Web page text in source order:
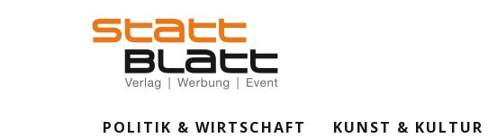
POLITIK & WIRTSCHAFT KUNST & KULTUR